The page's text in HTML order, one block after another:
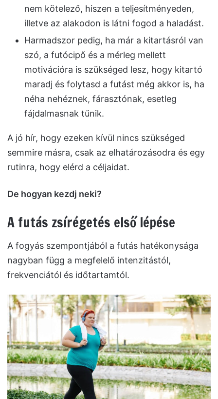
nem kötelező, hiszen a teljesítményeden,
illetve az alakodon is látni fogod a haladást.
Harmadszor pedig, ha már a kitartásról van
szó, a futócipő és a mérleg mellett
motivációra is szükséged lesz, hogy kitartó
maradj és folytasd a futást még akkor is, ha
néha nehéznek, fárasztónak, esetleg
fájdalmasnak tűnik.
A jó hír, hogy ezeken kívül nincs szükséged
semmire másra, csak az elhatározásodra és egy
rutinra, hogy elérd a céljaidat.
De hogyan kezdj neki?
A futás zsírégetés első lépése
A fogyás szempontjából a futás hatékonysága
nagyban függ a megfelelő intenzitástól,
frekvenciától és időtartamtól.